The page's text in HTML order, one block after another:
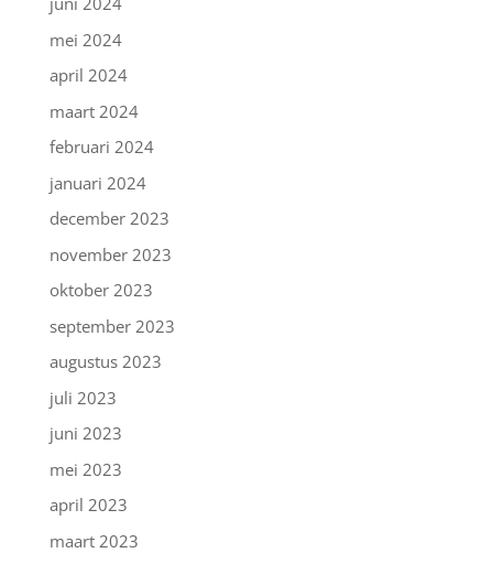
mei 2024
april 2024
maart 2024
februari 2024
januari 2024
december 2023
november 2023
oktober 2023
september 2023
augustus 2023
juli 2023
juni 2023
mei 2023
april 2023
maart 2023